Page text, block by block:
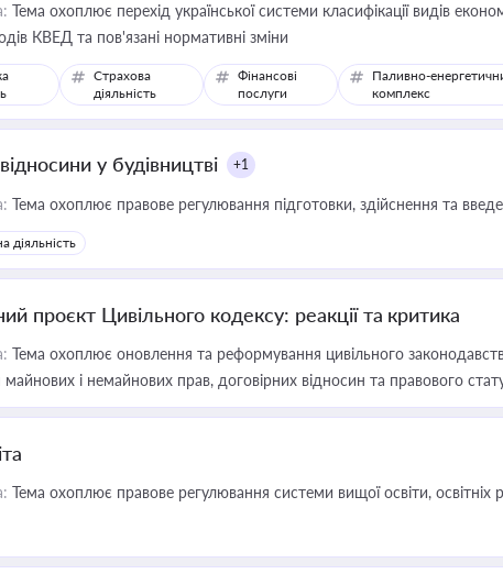
Тема охоплює перехід української системи класифікації видів
КВЕД та пов'язані нормативні зміни
Страхова
діяльність
Фінансові
послуги
Паливно-
комплекс
у будівництві +1
Тема охоплює правове регулювання підготовки, здійснення та
діяльність
проєкт Цивільного кодексу: реакції та критика
Тема охоплює оновлення та реформування цивільного
і немайнових прав, договірних відносин та правового
Тема охоплює правове регулювання системи вищої освіти, освітніх